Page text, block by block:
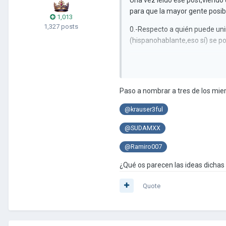
1,013
1,327 posts
para que la mayor gente
0.-Respecto a quién puede
(hispanohablante,eso sí) se
se sigan creando clubes sin
2.-Que,dentro del club,se
3.-Mientras se está
muy pronto posible,a partir
votos.Para esto, también
Paso a nombrar a tres de los
@krauser3ful
@SUDAMXX
@Ramiro007
¿Qué os parecen las ideas
Quote